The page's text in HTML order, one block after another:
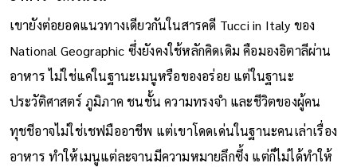
อาหาร’
เขายังต่อยอดแนวทางเดียวกันในสารคดี Tucci in Italy ของ
National Geographic ซึ่งยังคงใช้หลักคิดเดิม คือมองอิตาลีผ่าน
อาหาร ไม่ใช่แค่ในฐานะเมนูหรือของอร่อย แต่ในฐานะ
ประวัติศาสตร์ ภูมิภาค ชนชั้น ความทรงจำ และชีวิตของผู้คน
ทุชชีอาจไม่ใช่เชฟมืออาชีพ แต่เขาโดดเด่นในฐานะคนเล่าเรื่อง